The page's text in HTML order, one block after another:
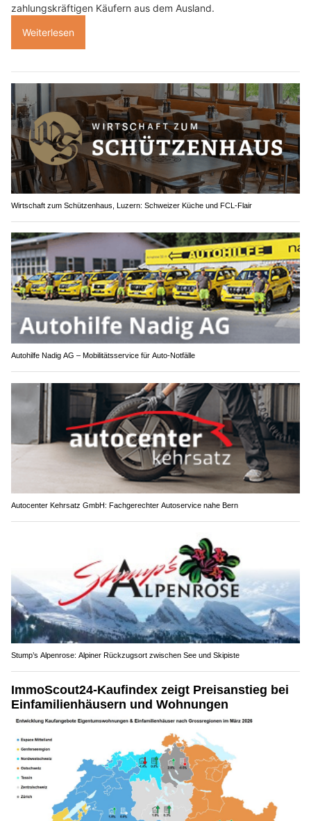
zahlungskräftigen Käufern aus dem Ausland.
Weiterlesen
Wirtschaft zum Schützenhaus, Luzern: Schweizer Küche und FCL-Flair
Autohilfe Nadig AG – Mobilitätsservice für Auto‑Notfälle
Autocenter Kehrsatz GmbH: Fachgerechter Autoservice nahe Bern
Stump’s Alpenrose: Alpiner Rückzugsort zwischen See und Skipiste
ImmoScout24-Kaufindex zeigt Preisanstieg bei
Einfamilienhäusern und Wohnungen